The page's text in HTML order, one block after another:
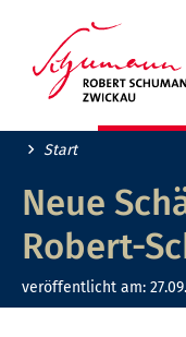
Start
Neue
Robert-
veröffentlicht am: